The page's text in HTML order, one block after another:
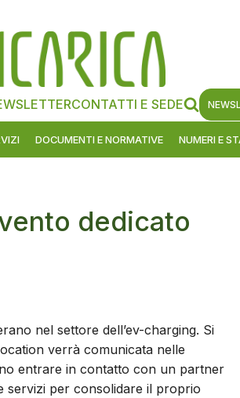
CONTATTI E SEDE
DOCUMENTI E NORMATIVE NUMERI E
dedicato
nel settore dell’ev-charging. Si
verrà comunicata nelle
entrare in contatto con un partner
servizi per consolidare il proprio